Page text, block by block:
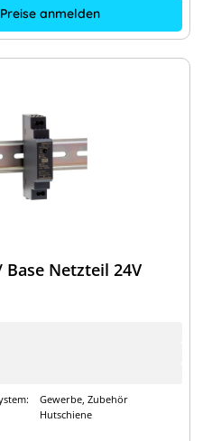
anmelden
Base Netzteil 24V
Gewerbe, Zubehör
Hutschiene